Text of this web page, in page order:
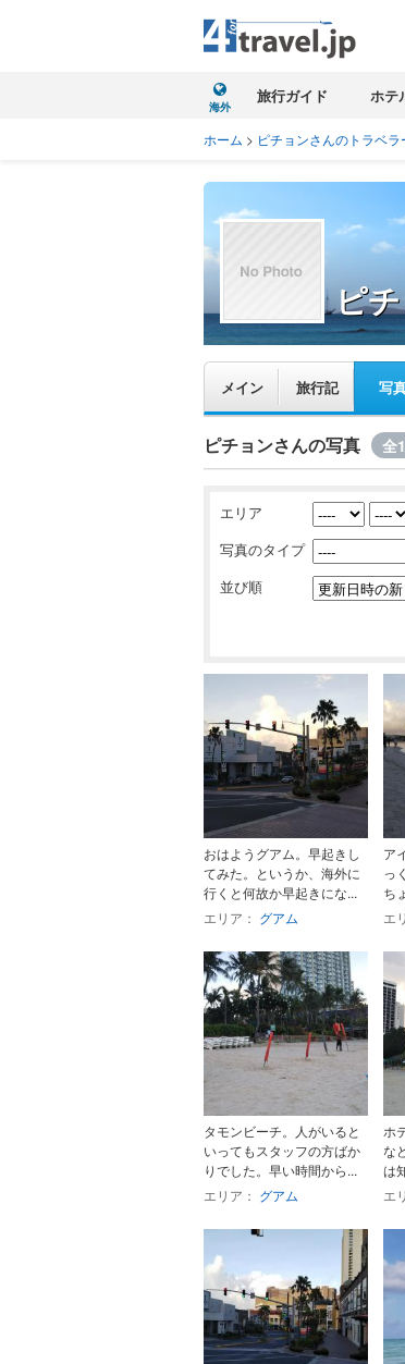
海外
旅行ガイド ホテ
ホーム > ピチョンさんのトラベラ
ピ
メイン 旅行記 写
ピチョンさんの写真 全
エリア
写真のタイプ
並び順
おはようグアム。早起きし
てみた。というか、海外に
行くと何故か早起きにな...
エリア： グアム
ア
っ
ち
エ
タモンビーチ。人がいると
いってもスタッフの方ばか
りでした。早い時間から...
エリア： グアム
ホ
な
は
エ